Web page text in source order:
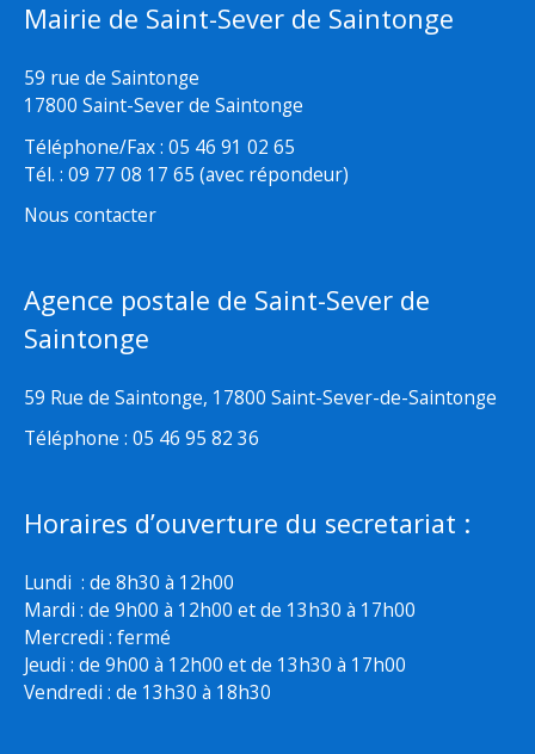
Mairie de Saint-Sever de Saintonge
59 rue de Saintonge
17800 Saint-Sever de Saintonge
Téléphone/Fax : 05 46 91 02 65
Tél. : 09 77 08 17 65 (avec répondeur)
Nous contacter
Agence postale de Saint-Sever de
Saintonge
59 Rue de Saintonge, 17800 Saint-Sever-de-Saintonge
Téléphone : 05 46 95 82 36
Horaires d’ouverture du secretariat :
Lundi : de 8h30 à 12h00
Mardi : de 9h00 à 12h00 et de 13h30 à 17h00
Mercredi : fermé
Jeudi : de 9h00 à 12h00 et de 13h30 à 17h00
Vendredi : de 13h30 à 18h30